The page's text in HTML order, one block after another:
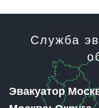
Служба
Эвакуатор